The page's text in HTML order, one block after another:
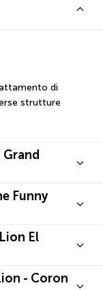
di
strutture
Funny
El
- Coron